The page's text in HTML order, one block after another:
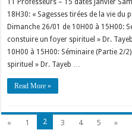
11 Professeurs – 15 dates Janvier
18H30: « Sagesses tirées de la vie du
Dimanche 26/01 de 10H00 à 15H00:
constuire un foyer spirituel » Dr.
10H00 à 15H00: Séminaire (Partie 2/
spirituel » Dr. Tayeb …
Read More »
« 1 2 3 4 5 »